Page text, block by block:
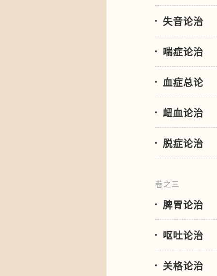
失音论治
喘症论治
血症总论
衄血论治
脱症论治
卷之三
脾胃论治
呕吐论治
关格论治